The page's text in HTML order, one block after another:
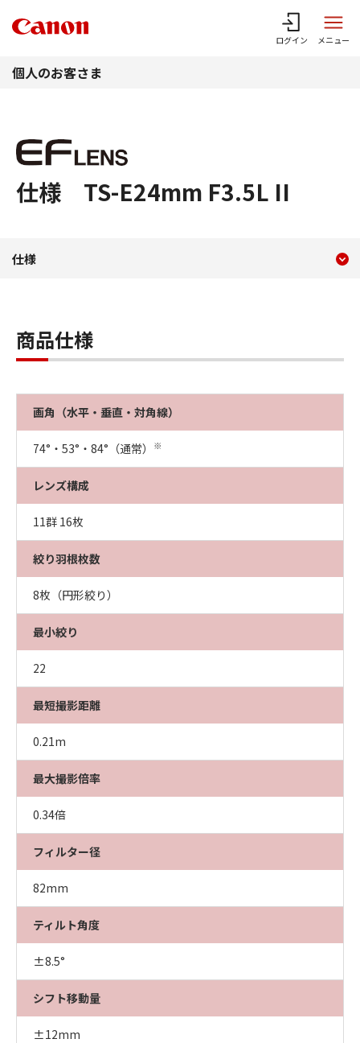
ログイン メニュー
個人のお客さま
仕様 TS-E24mm F3.5L II
仕様 TS-E24mm F3.5L II
仕様
商品仕様
画角（水平・垂直・対角線）
74°・53°・84°（通常） ※
レンズ構成
11群 16枚
絞り羽根枚数
8枚（円形絞り）
最小絞り
22
最短撮影距離
0.21m
最大撮影倍率
0.34倍
フィルター径
82mm
ティルト角度
±8.5°
シフト移動量
±12mm